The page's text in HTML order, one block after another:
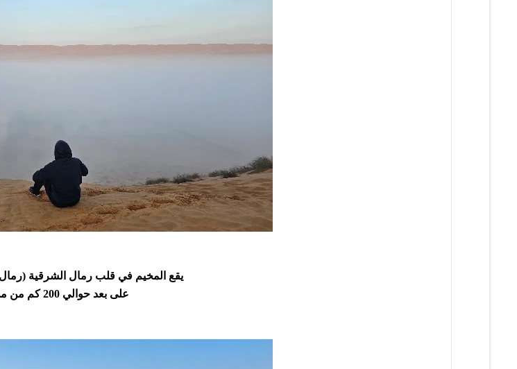
يقع المخيم في قلب رمال الشرقية (رمال
على بعد حوالي 200 كم من مسقط.